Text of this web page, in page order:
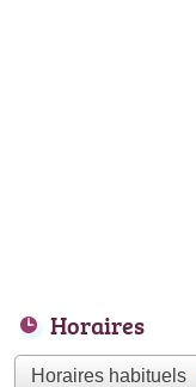
Horaires